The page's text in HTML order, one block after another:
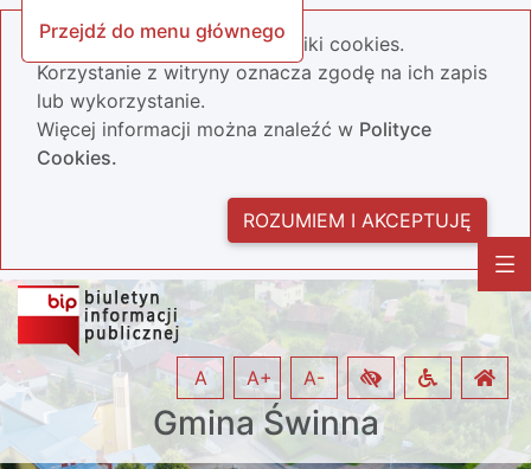
Przejdź do menu głównego
Nasza strona wykorzystuje pliki cookies.
Korzystanie z witryny oznacza zgodę na ich zapis
lub wykorzystanie.
Więcej informacji można znaleźć w Polityce
Cookies.
ROZUMIEM I AKCEPTUJĘ
Gmina Świnna
A A+ A-